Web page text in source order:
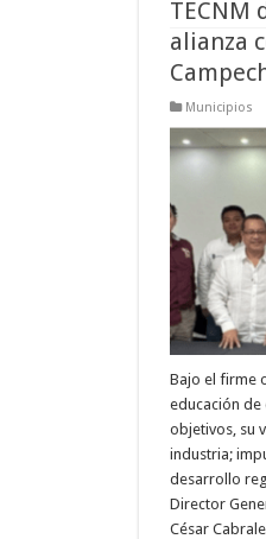
TECNM
alianza
Municipios
Bajo el firme
educación
objetivos, su
industria;
desarrollo
Director
César